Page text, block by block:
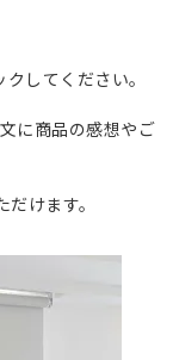
してください。
に商品の感想やご
けます。